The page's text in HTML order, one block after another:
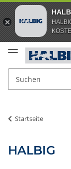
Startseite
HALBIG